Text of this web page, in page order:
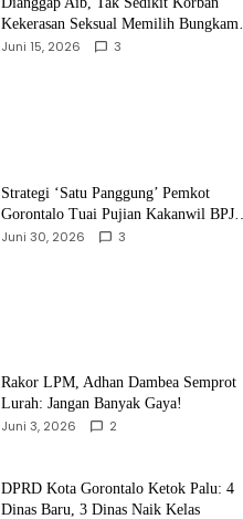
Kekerasan Seksual Memilih Bungkam,
Malu untuk Melapor!‎
Juni 15, 2026 3
Strategi ‘Satu Panggung’ Pemkot
Gorontalo Tuai Pujian Kakanwil BPJS
Ketenagakerjaan Sulama‎‎
Juni 30, 2026 3
‎Rakor LPM, Adhan Dambea Semprot
Lurah: Jangan Banyak Gaya!‎
Juni 3, 2026 2
‎DPRD Kota Gorontalo Ketok Palu: 4
Dinas Baru, 3 Dinas Naik Kelas